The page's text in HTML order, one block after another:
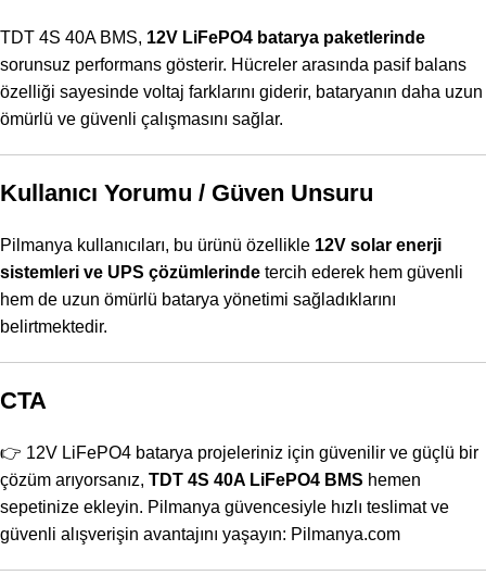
TDT 4S 40A BMS, 12V LiFePO4 batarya paketlerinde
sorunsuz performans gösterir. Hücreler arasında pasif balans
özelliği sayesinde voltaj farklarını giderir, bataryanın daha uzun
ömürlü ve güvenli çalışmasını sağlar.
Kullanıcı Yorumu / Güven Unsuru
Pilmanya kullanıcıları, bu ürünü özellikle 12V solar enerji
sistemleri ve UPS çözümlerinde tercih ederek hem güvenli
hem de uzun ömürlü batarya yönetimi sağladıklarını
belirtmektedir.
CTA
👉 12V LiFePO4 batarya projeleriniz için güvenilir ve güçlü bir
çözüm arıyorsanız, TDT 4S 40A LiFePO4 BMS hemen
sepetinize ekleyin. Pilmanya güvencesiyle hızlı teslimat ve
güvenli alışverişin avantajını yaşayın: Pilmanya.com